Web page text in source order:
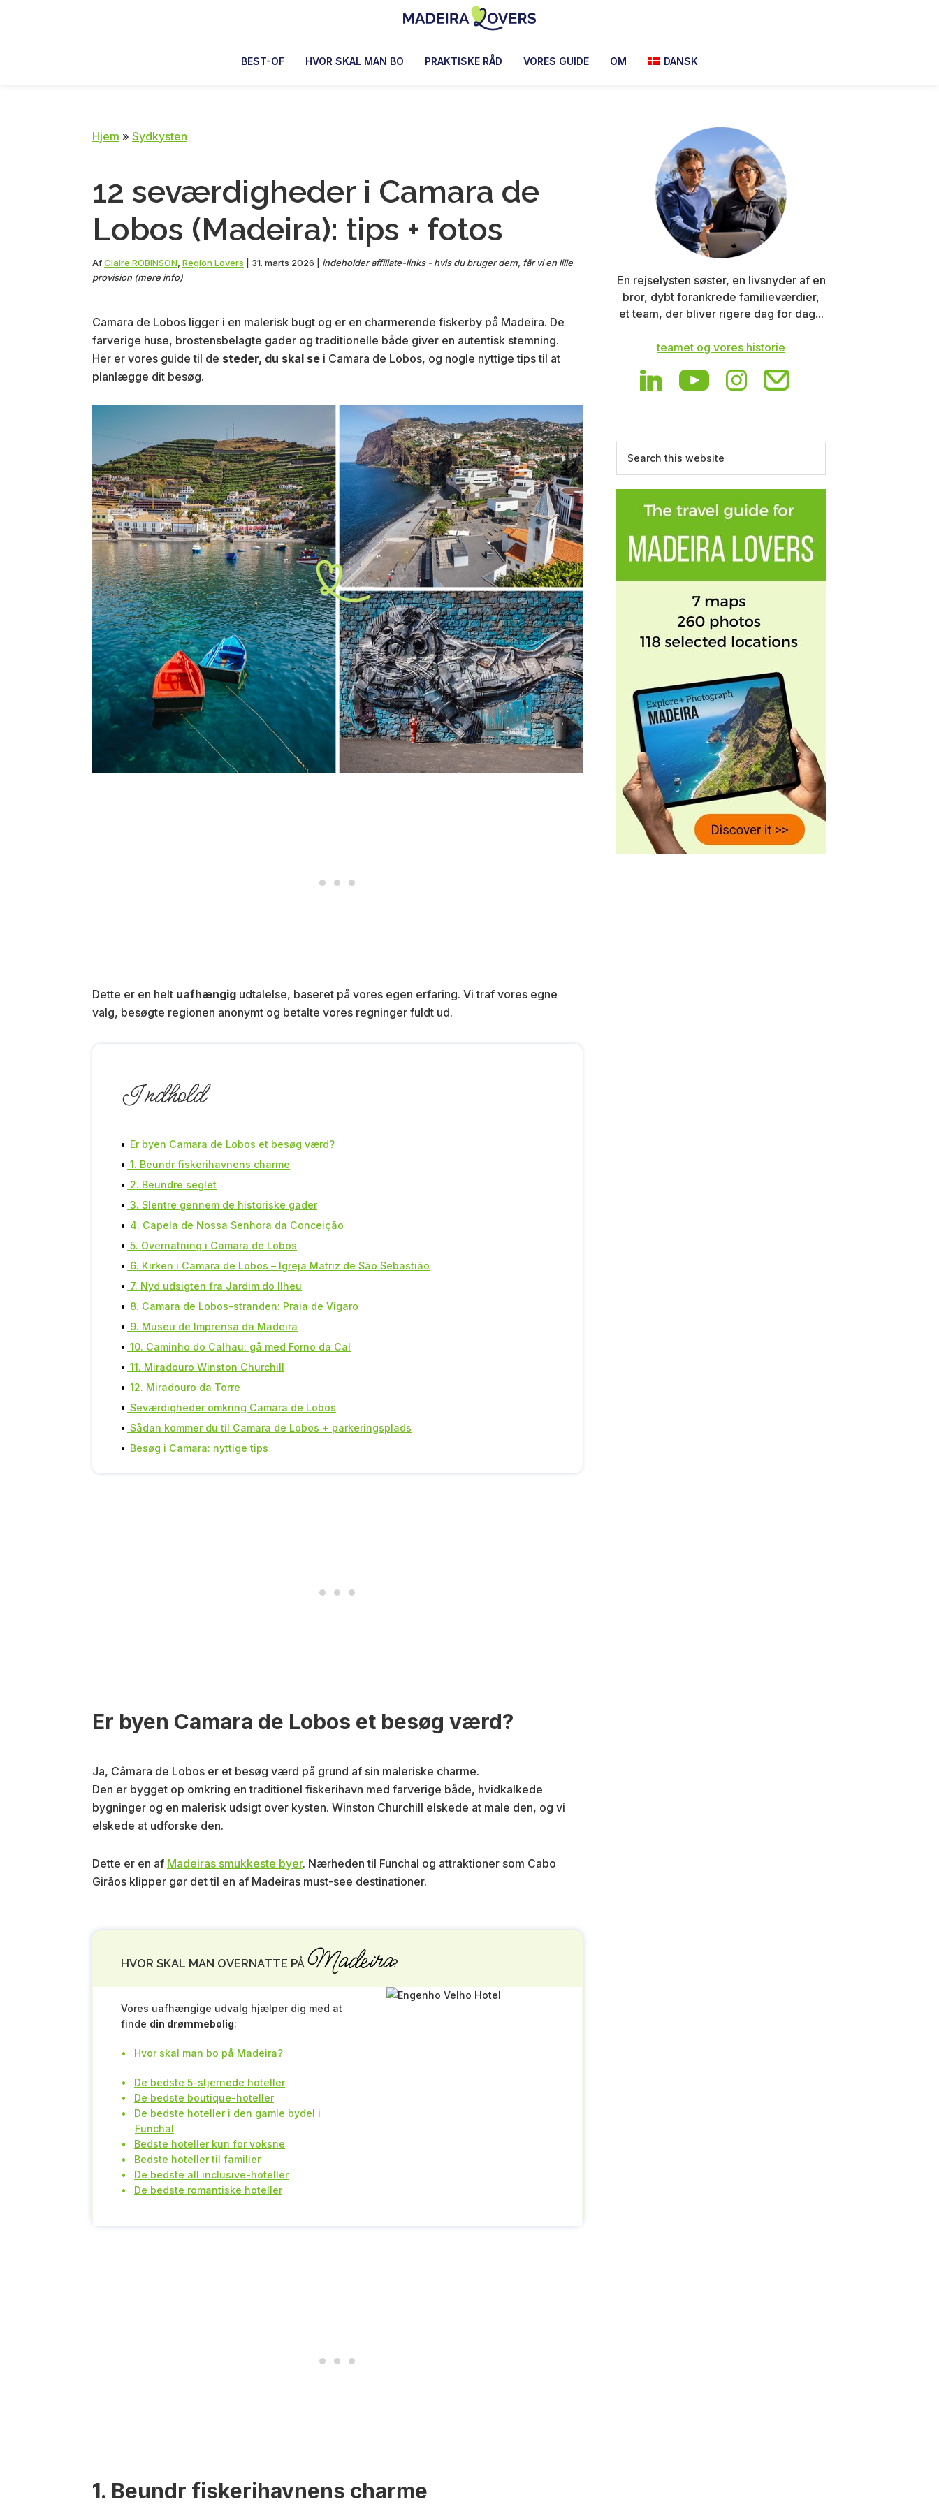
Lovers
réveiller
BEST-OF HVOR SKAL MAN BO PRAKTISKE RÅD VORES GUIDE OM DANSK
Hjem » Sydkysten
12 seværdigheder i Camara de
Lobos (Madeira): tips + fotos
AfClaire ROBINSON Region Lovers 31. marts 2026
indeholder affiliate-links - hvis du bruger dem, får vi en lille
provision (mere info)
Camara de Lobos ligger i en malerisk bugt og er en charmerende fiskerby på Madeira. De
farverige huse, brostensbelagte gader og traditionelle både giver en autentisk stemning.
Her er vores guide til de steder, du skal se i Camara de Lobos, og nogle nyttige tips til at
planlægge dit besøg.
Dette er en helt uafhængig udtalelse, baseret på vores egen erfaring. Vi traf vores egne
valg, besøgte regionen anonymt og betalte vores regninger fuldt ud.
Indhold
Er byen Camara de Lobos et besøg værd?
1. Beundr fiskerihavnens charme
2. Beundre seglet
3. Slentre gennem de historiske gader
4. Capela de Nossa Senhora da Conceição
5. Overnatning i Camara de Lobos
6. Kirken i Camara de Lobos – Igreja Matriz de São Sebastião
7. Nyd udsigten fra Jardim do Ilheu
8. Camara de Lobos-stranden: Praia de Vigaro
9. Museu de Imprensa da Madeira
10. Caminho do Calhau: gå med Forno da Cal
11. Miradouro Winston Churchill
12. Miradouro da Torre
Seværdigheder omkring Camara de Lobos
Sådan kommer du til Camara de Lobos + parkeringsplads
Besøg i Camara: nyttige tips
Er byen Camara de Lobos et besøg værd?
Ja, Câmara de Lobos er et besøg værd på grund af sin maleriske charme.
Den er bygget op omkring en traditionel fiskerihavn med farverige både, hvidkalkede
bygninger og en malerisk udsigt over kysten. Winston Churchill elskede at male den, og vi
elskede at udforske den.
Dette er en af Madeiras smukkeste byer. Nærheden til Funchal og attraktioner som Cabo
Girãos klipper gør det til en af Madeiras must-see destinationer.
HVOR SKAL MAN OVERNATTE PÅ Madeira?
Vores uafhængige udvalg hjælper dig med at
finde din drømmebolig:
Hvor skal man bo på Madeira?
De bedste 5-stjernede hoteller
De bedste boutique-hoteller
De bedste hoteller i den gamle bydel i
Funchal
Bedste hoteller kun for voksne
Bedste hoteller til familier
De bedste all inclusive-hoteller
De bedste romantiske hoteller
1. Beundr fiskerihavnens charme
Primary
Sidebar
En rejselysten søster, en livsnyder af en
bror, dybt forankrede familieværdier,
et team, der bliver rigere dag for dag...
teamet og vores historie
this